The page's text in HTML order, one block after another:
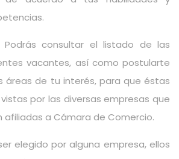
Podrás consultar el listado de las
vacantes, así como postularte
áreas de tu interés, para que éstas
por las diversas empresas que
afiliadas a Cámara de Comercio.
elegido por alguna empresa, ellos